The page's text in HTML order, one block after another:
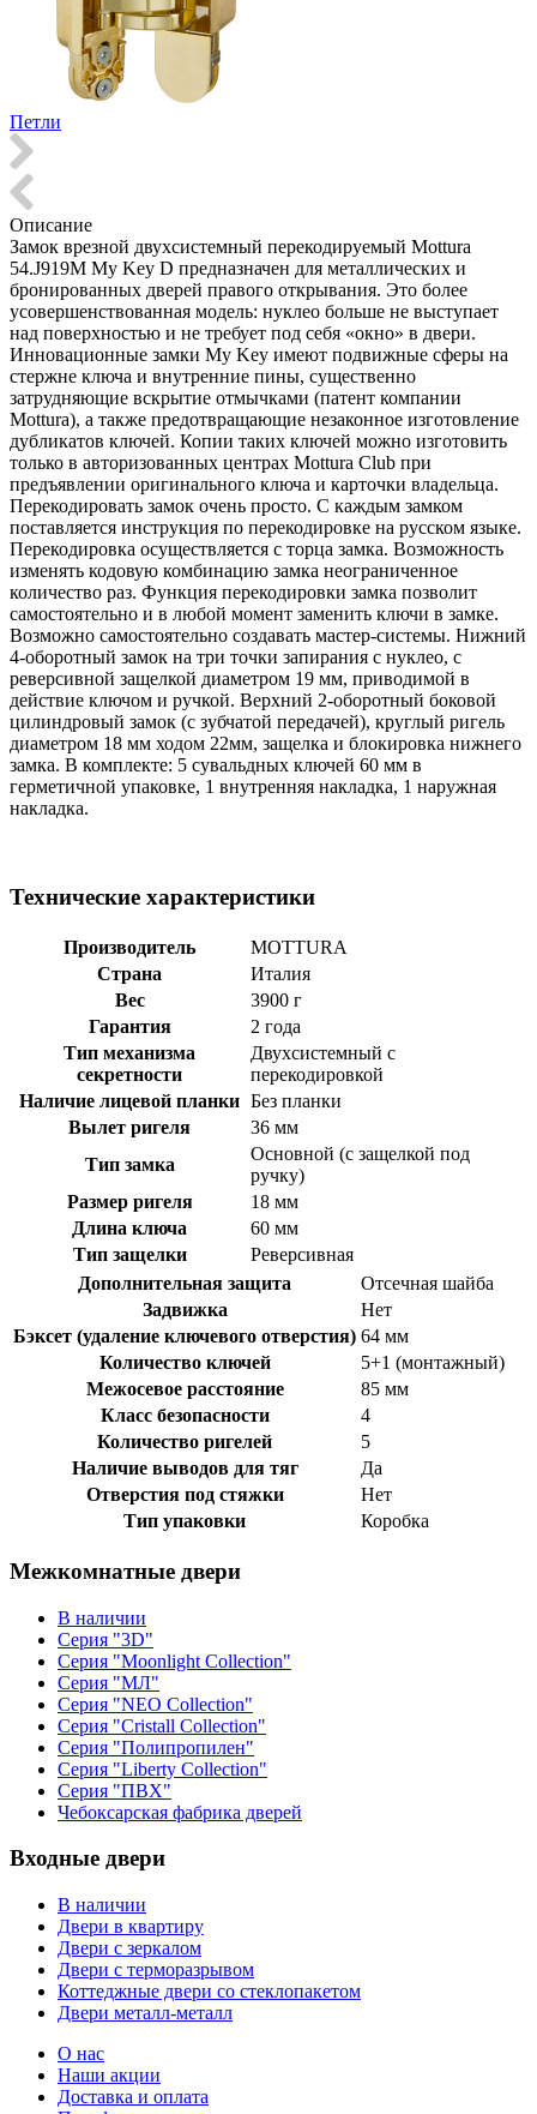
Петли
Описание
Замок врезной двухсистемный перекодируемый Mottura
54.J919M My Key D предназначен для металлических и
бронированных дверей правого открывания. Это более
усовершенствованная модель: нуклео больше не выступает
над поверхностью и не требует под себя «окно» в двери.
Инновационные замки My Key имеют подвижные сферы на
стержне ключа и внутренние пины, существенно
затрудняющие вскрытие отмычками (патент компании
Mottura), а также предотвращающие незаконное изготовление
дубликатов ключей. Копии таких ключей можно изготовить
только в авторизованных центрах Mottura Club при
предъявлении оригинального ключа и карточки владельца.
Перекодировать замок очень просто. С каждым замком
поставляется инструкция по перекодировке на русском языке.
Перекодировка осуществляется с торца замка. Возможность
изменять кодовую комбинацию замка неограниченное
количество раз. Функция перекодировки замка позволит
самостоятельно и в любой момент заменить ключи в замке.
Возможно самостоятельно создавать мастер-системы. Нижний
4-оборотный замок на три точки запирания с нуклео, с
реверсивной защелкой диаметром 19 мм, приводимой в
действие ключом и ручкой. Верхний 2-оборотный боковой
цилиндровый замок (с зубчатой передачей), круглый ригель
диаметром 18 мм ходом 22мм, защелка и блокировка нижнего
замка. В комплекте: 5 сувальдных ключей 60 мм в
герметичной упаковке, 1 внутренняя накладка, 1 наружная
накладка.
Технические характеристики
Производитель
MOTTURA
Страна
Италия
Вес
3900 г
Гарантия
2 года
Тип механизма
секретности
Двухсистемный с
перекодировкой
Наличие лицевой планки Без планки
Вылет ригеля
36 мм
Тип замка
Основной (с защелкой под
ручку)
Размер ригеля
18 мм
Длина ключа
60 мм
Тип защелки
Реверсивная
Дополнительная защита
Отсечная шайба
Задвижка
Нет
Бэксет (удаление ключевого отверстия) 64 мм
Количество ключей
5+1 (монтажный)
Межосевое расстояние
85 мм
Класс безопасности
4
Количество ригелей
5
Наличие выводов для тяг
Да
Отверстия под стяжки
Нет
Тип упаковки
Коробка
Межкомнатные двери
В наличии
Серия "3D"
Серия "Moonlight Collection"
Серия "МЛ"
Серия "NEO Collection"
Серия "Cristall Collection"
Серия "Полипропилен"
Серия "Liberty Collection"
Серия "ПВХ"
Чебоксарская фабрика дверей
Входные двери
В наличии
Двери в квартиру
Двери с зеркалом
Двери с терморазрывом
Коттеджные двери со стеклопакетом
Двери металл-металл
О нас
Наши акции
Доставка и оплата